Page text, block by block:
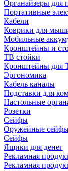
Органайзеры для
Портативные
Кабели
Коврики для
Мобильные
Кронштейны и
ТВ стойки
Кронштейны для
Эргономика
Кабель каналы
Подставки для
Настольные
Розетки
Сейфы
Оружейные сейфы
Сейфы
Ящики для денег
Рекламная
Рекламная